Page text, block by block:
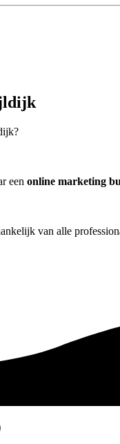
een online marketing
van alle